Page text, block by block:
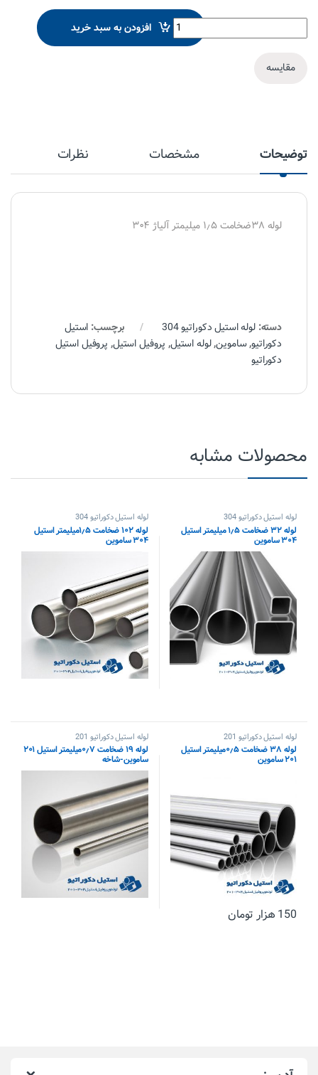
لوله 38 ضخامت 1.5 میلیمتر استیل 304 ساموین quantity افزودن به سبد خرید
مقایسه
توضیحات مشخصات نظرات
لوله ۳۸ضخامت ۱٫۵ میلیمتر آلیاژ ۳۰۴
دسته:لوله استیل دکوراتیو 304 برچسب: استیل
دکوراتیو,ساموین,لوله استیل, پروفیل استیل, پروفیل استیل
دکوراتیو
محصولات مشابه
لوله استیل دکوراتیو 304
لوله ۳۲ ضخامت ۱٫۵ میلیمتر استیل
۳۰۴ ساموین
لوله استیل دکوراتیو 304
لوله ۱۰۲ ضخامت ۱٫۵میلیمتر استیل
۳۰۴ ساموین
لوله استیل دکوراتیو 201
لوله ۳۸ ضخامت ۰٫۵میلیمتر استیل
۲۰۱ ساموین
150 هزار تومان
لوله استیل دکوراتیو 201
لوله ۱۹ ضخامت ۰٫۷میلیمتر استیل ۲۰۱
ساموین-شاخه